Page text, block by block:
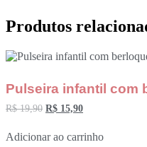
Produtos
Pulseira infantil com
R$19,90 R$ 15,90
Adicionar ao carrinho